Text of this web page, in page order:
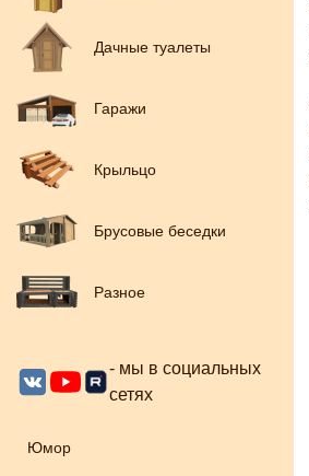
Дачные туалеты
Гаражи
Крыльцо
Брусовые беседки
Разное
- мы в социальных
сетях
Юмор